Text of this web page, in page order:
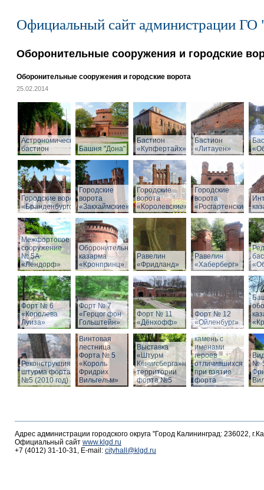
Официальный сайт администрации ГО
Оборонительные сооружения и городские
Оборонительные сооружения и городские ворота
25.02.2014
Астрономический
бастион
Башня "Дона"
Бастион
«Купфертайх»
Бастион
«Литауен»
Городские ворота
«Бранденбургские»
Городские
ворота
«Закхаймские»
Городские
ворота
«Королевские»
Городские
ворота
«Росгартенские»
Межфортовое
сооружение
№ 5А
«Лендорф»
Оборонительная
казарма
«Кронпринц»
Равелин
«Фридланд»
Равелин
«Хаберберг»
Форт № 6
«Королева
Луиза»
Форт № 7
«Герцог фон
Гольштейн»
Форт № 11
«Дёнхофф»
Форт № 12
«Ойленбург»
Реконструкция
штурма форта
№5 (2010 год)
Винтовая
лестница
Форта № 5
«Король
Фридрих
Вильгельм»
Выставка
«Штурм
Кёнигсберга»на
территории
форта №5
Мемориальный
камень с
именами
героев
отличившихся
при взятие
форта
№-
Адрес администрации городского округа "Город Калининград: 236022,
Официальный сайт www.klgd.ru
+7 (4012) 31-10-31, E-mail: cityhall@klgd.ru